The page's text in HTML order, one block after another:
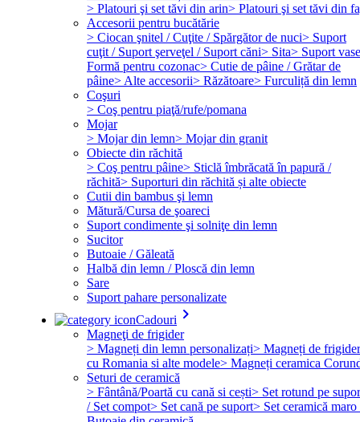
> Platouri şi set tăvi din arin> Platouri şi set tăvi din
Accesorii pentru bucătărie
> Ciocan şnitel / Cuţite / Spărgător de nuci> Suport
cuţit / Suport şerveţel / Suport căni> Sita> Suport vase
Formă pentru cozonac> Cutie de pâine / Grătar de
pâine> Alte accesorii> Răzătoare> Furculiță din lemn
Coşuri
> Coş pentru piaţă/rufe/pomana
Mojar
> Mojar din lemn> Mojar din granit
Obiecte din răchită
> Coş pentru pâine> Sticlă îmbrăcată în papură /
răchită> Suporturi din răchită și alte obiecte
Cutii din bambus şi lemn
Mătură/Cursa de şoareci
Suport condimente şi solniţe din lemn
Sucitor
Butoaie / Găleată
Halbă din lemn / Ploscă din lemn
Sare
Suport pahare personalizate
Cadouri keyboard_arrow_right
Magneţi de frigider
> Magneți din lemn personalizați> Magneți de frigider
cu Romania si alte modele> Magneți ceramica
Seturi de ceramică
> Fântână/Poartă cu cană si cești> Set rotund pe
/ Set compot> Set cană pe suport> Set ceramică maro